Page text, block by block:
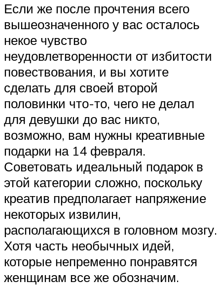
Если же после прочтения всего
вышеозначенного у вас осталось
некое чувство
неудовлетворенности от избитости
повествования, и вы хотите
сделать для своей второй
половинки что-то, чего не делал
для девушки до вас никто,
возможно, вам нужны креативные
подарки на 14 февраля.
Советовать идеальный подарок в
этой категории сложно, поскольку
креатив предполагает напряжение
некоторых извилин,
располагающихся в головном мозгу.
Хотя часть необычных идей,
которые непременно понравятся
женщинам все же обозначим.